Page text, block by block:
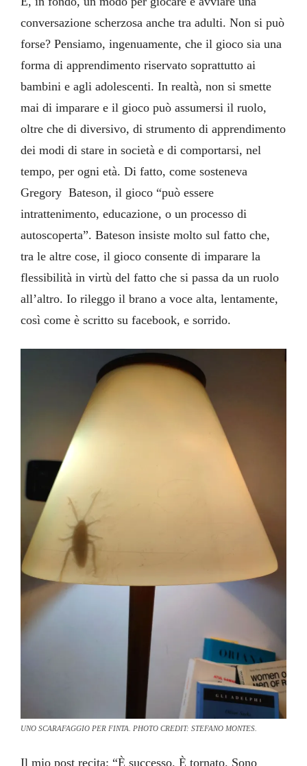
conversazione scherzosa anche tra adulti. Non si può
forse? Pensiamo, ingenuamente, che il gioco sia una
forma di apprendimento riservato soprattutto ai
bambini e agli adolescenti. In realtà, non si smette
mai di imparare e il gioco può assumersi il ruolo,
oltre che di diversivo, di strumento di apprendimento
dei modi di stare in società e di comportarsi, nel
tempo, per ogni età. Di fatto, come sosteneva
Gregory Bateson, il gioco “può essere
intrattenimento, educazione, o un processo di
autoscoperta”. Bateson insiste molto sul fatto che,
tra le altre cose, il gioco consente di imparare la
flessibilità in virtù del fatto che si passa da un ruolo
all’altro. Io rileggo il brano a voce alta, lentamente,
così come è scritto su facebook, e sorrido.
UNO SCARAFAGGIO PER FINTA. PHOTO CREDIT: STEFANO MONTES.
Il mio post recita: “È successo. È tornato. Sono